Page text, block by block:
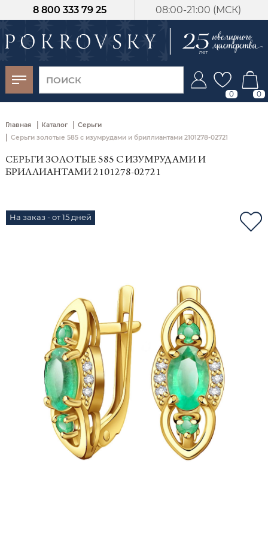
08:00-21:00 (МСК)
8 800 333 79 25
0 0
Главная | Каталог | Серьги
| Серьги золотые 585 с изумрудами и бриллиантами 2101278-02721
СЕРЬГИ ЗОЛОТЫЕ 585 С ИЗУМРУДАМИ И
БРИЛЛИАНТАМИ 2101278-02721
На заказ - от 15 дней
-30%
от 15 дней с
момента оплаты